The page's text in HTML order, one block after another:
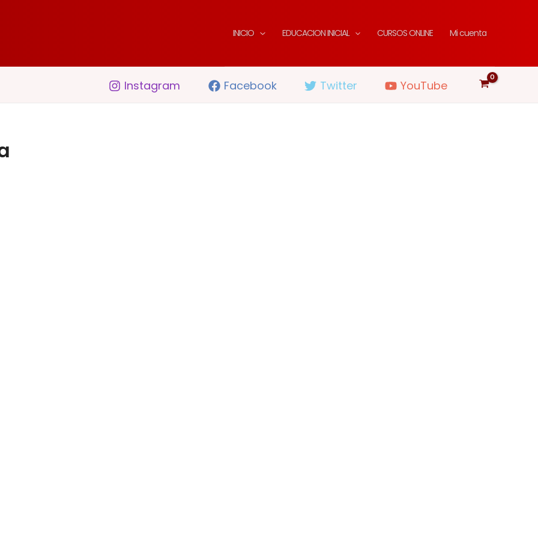
INICIO EDUCACION INICIAL CURSOS ONLINE Mi cuenta
Instagram Facebook Twitter YouTube